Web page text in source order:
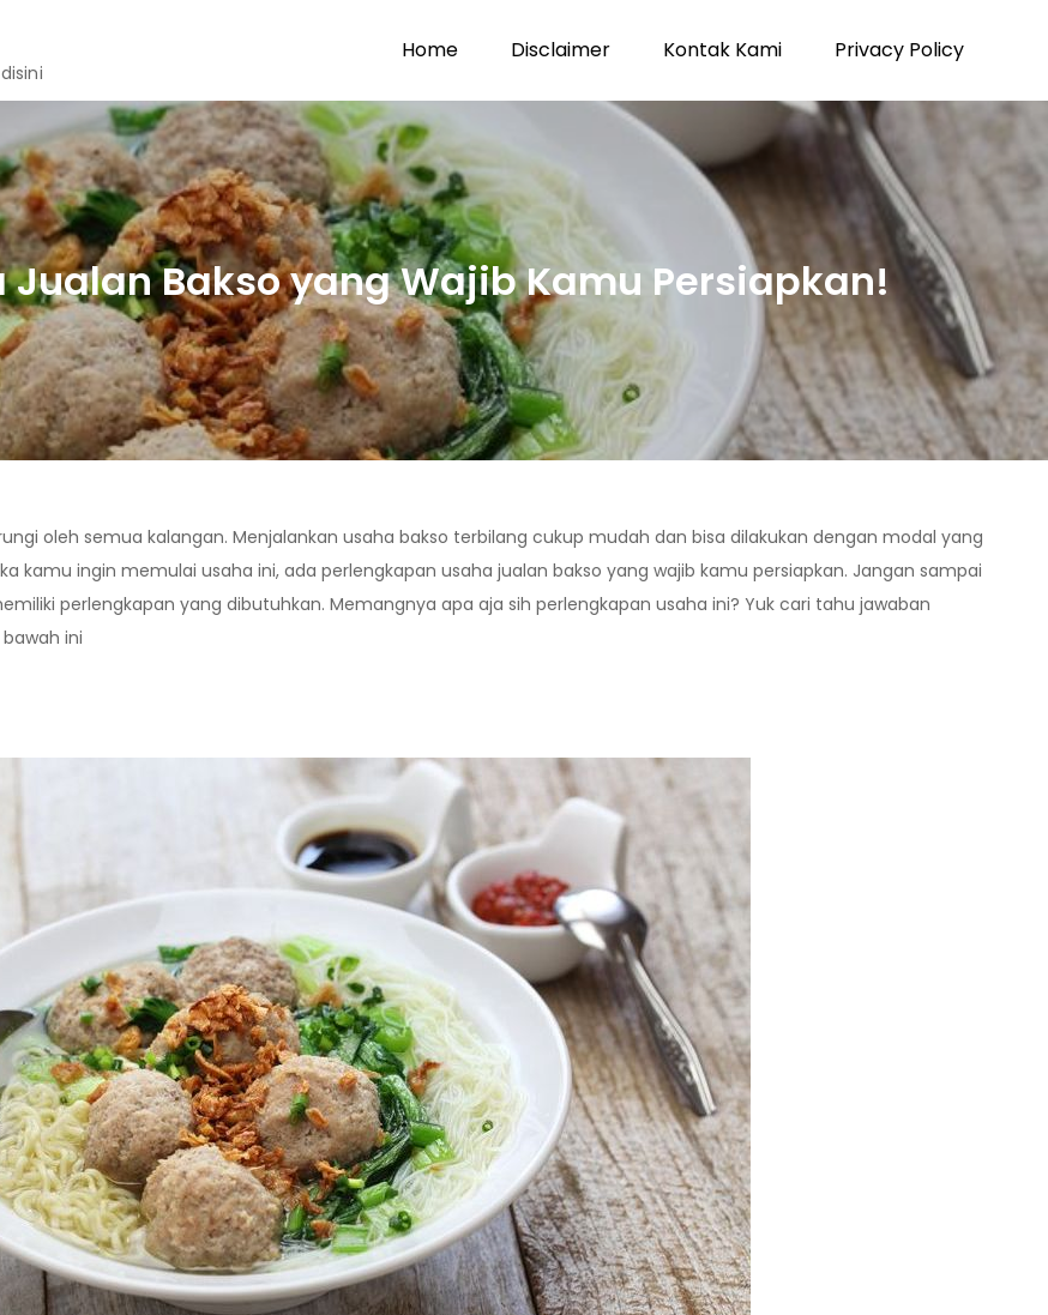
Home Disclaimer Kontak Kami Privacy Policy
Jualan Bakso yang Wajib Kamu Persiapkan!
oleh semua kalangan. Menjalankan usaha bakso terbilang cukup mudah dan bisa dilakukan dengan modal yang
kamu ingin memulai usaha ini, ada perlengkapan usaha jualan bakso yang wajib kamu persiapkan. Jangan sampai
perlengkapan yang dibutuhkan. Memangnya apa aja sih perlengkapan usaha ini? Yuk cari tahu jawaban
ini